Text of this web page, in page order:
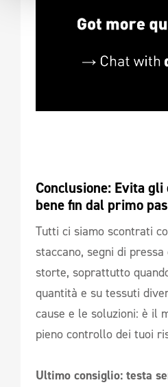
Conclusione: Evita
bene fin dal primo
Tutti ci siamo scontrati
staccano, segni di
storte, soprattutto
quantità e su tessuti
cause e le soluzioni: è il
pieno controllo dei tuoi
Ultimo consiglio: testa